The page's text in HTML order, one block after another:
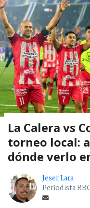
La Calera vs
torneo local:
dónde verlo
Jeser Lara
Periodista